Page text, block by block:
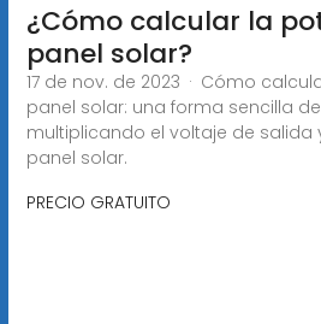
¿Cómo calcular la
panel solar?
17 de nov. de 2023 · Cómo
panel solar: una forma sencilla
multiplicando el voltaje de salida
panel solar.
PRECIO GRATUITO